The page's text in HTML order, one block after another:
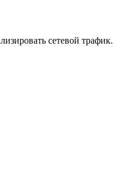
сетевой трафик.